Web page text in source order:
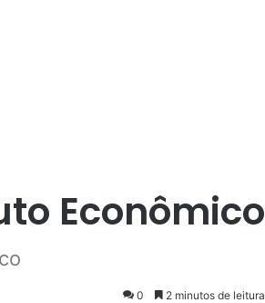
Econômico
0 2 minutos de leitura